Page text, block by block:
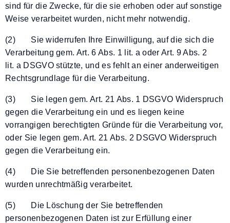
sind für die Zwecke, für die sie erhoben oder auf sonstige
Weise verarbeitet wurden, nicht mehr notwendig.
(2) Sie widerrufen Ihre Einwilligung, auf die sich die
Verarbeitung gem. Art. 6 Abs. 1 lit. a oder Art. 9 Abs. 2
lit. a DSGVO stützte, und es fehlt an einer anderweitigen
Rechtsgrundlage für die Verarbeitung.
(3) Sie legen gem. Art. 21 Abs. 1 DSGVO Widerspruch
gegen die Verarbeitung ein und es liegen keine
vorrangigen berechtigten Gründe für die Verarbeitung vor,
oder Sie legen gem. Art. 21 Abs. 2 DSGVO Widerspruch
gegen die Verarbeitung ein.
(4) Die Sie betreffenden personenbezogenen Daten
wurden unrechtmäßig verarbeitet.
(5) Die Löschung der Sie betreffenden
personenbezogenen Daten ist zur Erfüllung einer